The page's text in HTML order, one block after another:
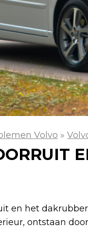
Volvo »
en het
ontstaan